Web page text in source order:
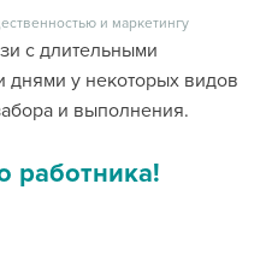
и маркетингу
с длительными
у некоторых видов
и выполнения.
работника!